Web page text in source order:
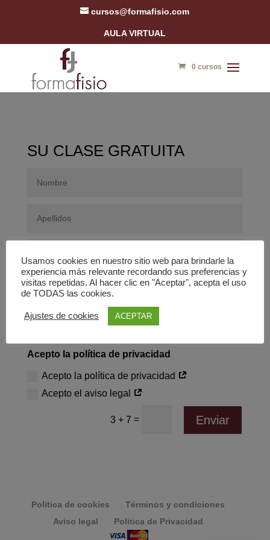
cursos@formafisio.com
AULA VIRTUAL
0 cursos
SU CLASE GRATUITA
Acepto la política de privacidad
Acepto la política de privacidad
Acepto el aviso legal
3 + 7 = Enviar
Politica de cookies
Términos y condiciones
Aviso legal
Politica de Privacidad
Usamos cookies en nuestro sitio web para brindarle la
experiencia más relevante recordando sus preferencias y
visitas repetidas. Al hacer clic en "Aceptar", acepta el uso
de TODAS las cookies.
Ajustes de cookies ACEPTAR